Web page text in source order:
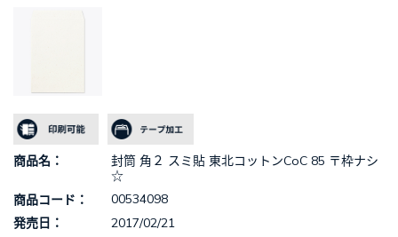
商品名
封筒 角２ スミ貼 東北コットンCoC 85 〒枠ナシ
☆
商品コード
00534098
発売日
2017/02/21